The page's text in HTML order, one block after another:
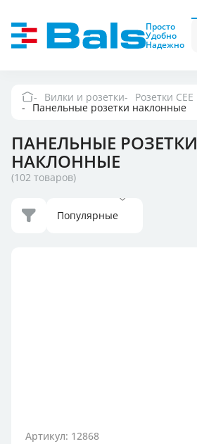
Просто
Удобно
Надежно
Вилки
и
розетки
модули
Вилки и розетки
Компания
Документация
Вилки и розетки Розетки CEE
Панельные розетки наклонные
ПАНЕЛЬНЫЕ РОЗЕТКИ
НАКЛОННЫЕ
(102 товаров)
Популярные
Артикул: 12868